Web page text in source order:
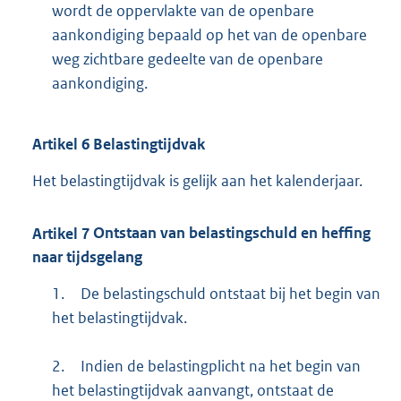
wordt de oppervlakte van de openbare
aankondiging bepaald op het van de openbare
weg zichtbare gedeelte van de openbare
aankondiging.
Artikel 6 Belastingtijdvak
Het belastingtijdvak is gelijk aan het kalenderjaar.
Artikel 7Ontstaan van belastingschuld en heffing
naar tijdsgelang
1.
De belastingschuld ontstaat bij het begin van
het belastingtijdvak.
2.
Indien de belastingplicht na het begin van
het belastingtijdvak aanvangt, ontstaat de